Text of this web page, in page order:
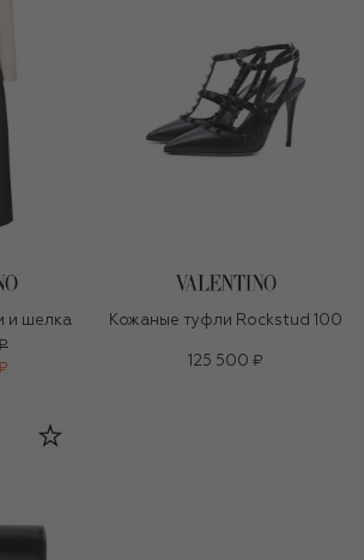
и шелка
Кожаные туфли Rockstud 100
125 500 ₽